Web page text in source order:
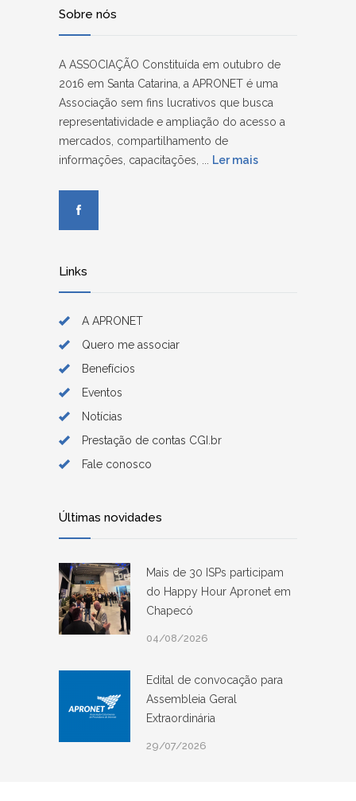
Sobre nós
A ASSOCIAÇÃO Constituída em outubro de
2016 em Santa Catarina, a APRONET é uma
Associação sem fins lucrativos que busca
representatividade e ampliação do acesso a
mercados, compartilhamento de
informações, capacitações, ...
Ler mais
Links
A APRONET
Quero me associar
Benefícios
Eventos
Notícias
Prestação de contas CGI.br
Fale conosco
Últimas novidades
Mais de 30 ISPs participam
do Happy Hour Apronet em
Chapecó
04/08/2026
Edital de convocação para
Assembleia Geral
Extraordinária
29/07/2026